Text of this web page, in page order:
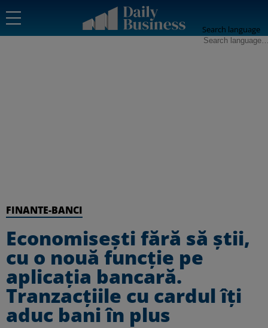
Search language
FINANTE-BANCI
Economisești fără să știi,
cu o nouă funcție pe
aplicația bancară.
Tranzacțiile cu cardul îți
aduc bani în plus